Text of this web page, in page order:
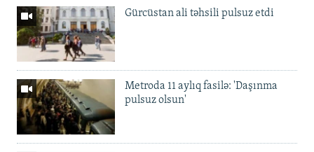
Gürcüstan ali təhsili pulsuz etdi
Metroda 11 aylıq fasilə: 'Daşınma
pulsuz olsun'